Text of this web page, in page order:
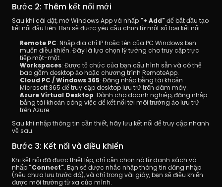
Bước 2: Thêm kết nối mới
Sau khi cài đặt, mở Windows App và nhấp "+ Add" để bắt đầu tạo
kết nối đầu tiên. Bạn sẽ được yêu cầu chọn từ một số loại kết nối:
Remote PC: Nhập địa chỉ IP hoặc tên của PC Windows bạn
muốn điều khiển. Đây là lựa chọn lý tưởng cho truy cập trực
tiếp một-một.
Workspaces: Được tổ chức của bạn cấu hình sẵn và có thể
bao gồm desktop ảo hoặc chương trình RemoteApp.
Cloud PC / Windows 365: Đăng nhập bằng tài khoản
Microsoft 365 để truy cập desktop lưu trữ trên đám mây.
Azure Virtual Desktop: Dành cho doanh nghiệp, đăng nhập
bằng tài khoản công việc để kết nối tới môi trường ảo lưu trữ
trên Azure.
Sau khi nhập thông tin cần thiết, hãy lưu kết nối để truy cập nhanh
về sau.
Bước 3: Kết nối và điều khiển
Khi kết nối đã được thiết lập, chỉ cần chọn nó từ danh sách và
nhấp "Connect". Bạn sẽ được nhắc nhập thông tin đăng nhập
(nếu chưa lưu trước đó), và chỉ trong vài giây, bạn sẽ điều khiển
được môi trường từ xa của mình.